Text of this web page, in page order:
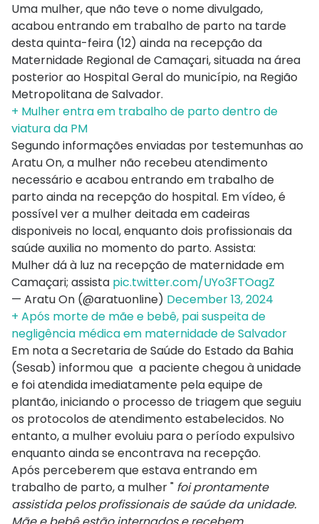
Uma mulher, que não teve o nome divulgado,
acabou entrando em trabalho de parto na tarde
desta quinta-feira (12) ainda na recepção da
Maternidade Regional de Camaçari, situada na área
posterior ao Hospital Geral do município, na Região
Metropolitana de Salvador.
+ Mulher entra em trabalho de parto dentro de
viatura da PM
Segundo informações enviadas por testemunhas ao
Aratu On, a mulher não recebeu atendimento
necessário e acabou entrando em trabalho de
parto ainda na recepção do hospital. Em vídeo, é
possível ver a mulher deitada em cadeiras
disponiveis no local, enquanto dois profissionais da
saúde auxilia no momento do parto. Assista:
Mulher dá à luz na recepção de maternidade em
Camaçari; assista pic.twitter.com/UYo3FTOagZ
— Aratu On (@aratuonline) December 13, 2024
+ Após morte de mãe e bebê, pai suspeita de
negligência médica em maternidade de Salvador
Em nota a Secretaria de Saúde do Estado da Bahia
(Sesab) informou que a paciente chegou à unidade
e foi atendida imediatamente pela equipe de
plantão, iniciando o processo de triagem que seguiu
os protocolos de atendimento estabelecidos. No
entanto, a mulher evoluiu para o período expulsivo
enquanto ainda se encontrava na recepção.
Após perceberem que estava entrando em
trabalho de parto, a mulher " foi prontamente
assistida pelos profissionais de saúde da unidade.